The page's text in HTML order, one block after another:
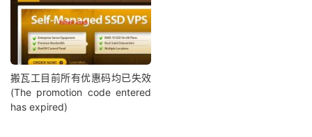
搬瓦工目前所有优惠码均已失效
(The promotion code entered
has expired)